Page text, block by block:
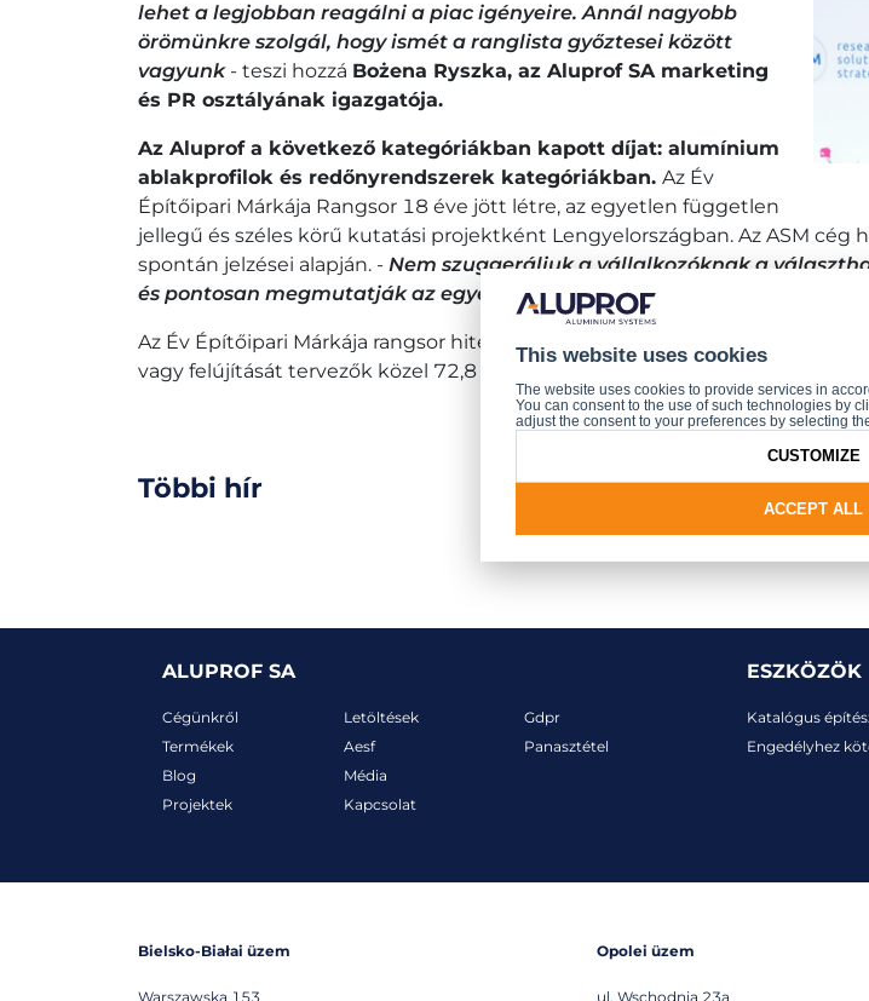
lehet a legjobban reagálni a piac igényeire. Annál nagyobb
örömünkre szolgál, hogy ismét a ranglista győztesei között
vagyunk- teszi hozzá Bożena Ryszka, az Aluprof SA marketing
és PR osztályának igazgatója.
Az Aluprof a következő kategóriákban kapott díjat: alumínium
ablakprofilok és redőnyrendszerek kategóriákban. Az Év
Építőipari Márkája Rangsor 18 éve jött létre, az egyetlen független
jellegű és széles körű kutatási projektként Lengyelországban. Az ASM
spontán jelzései alapján. - Nem szuggeráljuk a vállalkozóknak a
és pontosan megmutatják az egyes márkák pozícióit
Az Év Építőipari Márkája rangsor hitelessége azt jelenti, hogy az ügyfeleket
vagy felújítását tervezők közel 72,8 százaléka az Év Építőipari Márkája
Többi hír
ALUPROF SA
Cégünkről
Termékek
Blog
Projektek
Letöltések
Aesf
Média
Kapcsolat
Gdpr
Panasztétel
ESZKÖZÖK
Katalógus
Engedélyhez
Bielsko-Białai üzem
Warszawska 153
Opolei üzem
ul. Wschodnia 23a
This website uses cookies
The website uses cookies to provide services in
You can consent to the use of such technologies by
adjust the consent to your preferences by selecting
ACCEPT ALL
CUSTOMIZE